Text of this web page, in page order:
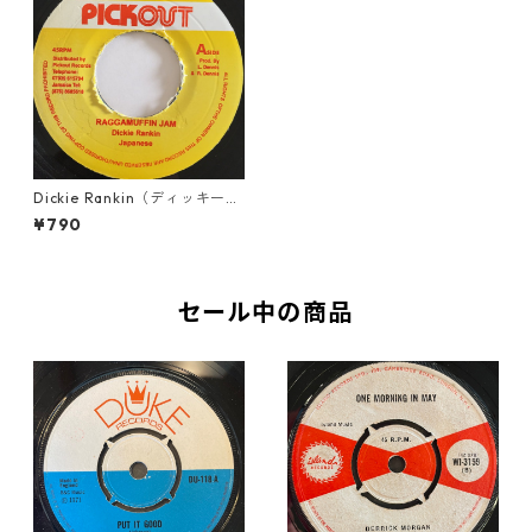
Dickie Rankin（ディッキー・
ランキン）, Japanese（ジャ
パニーズ） - Raggamuffin J
¥790
セール中の商品